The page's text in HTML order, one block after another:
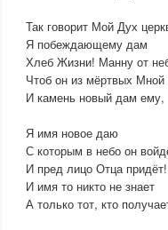
Так говорит Мой Дух
Я побеждающему дам
Хлеб Жизни! Манну от
Чтоб он из мёртвых Мной
И камень новый дам ему,
Я имя новое даю
С которым в небо он
И пред лицо Отца придёт!
И имя то никто не знает
А только тот, кто